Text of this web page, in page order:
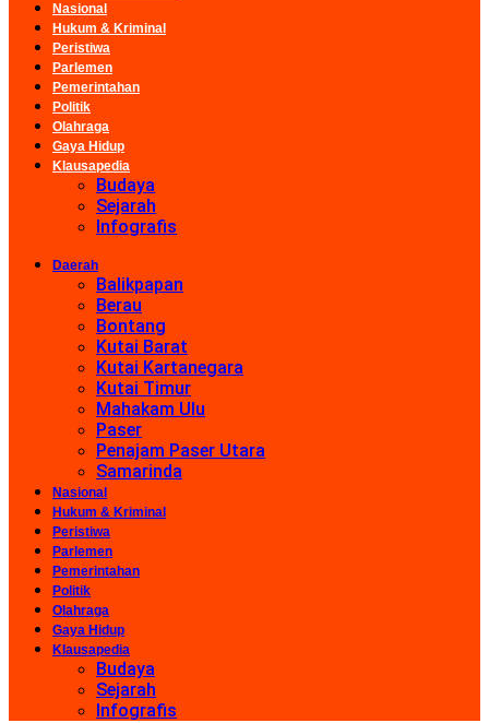
Nasional
Hukum & Kriminal
Peristiwa
Parlemen
Pemerintahan
Politik
Olahraga
Gaya Hidup
Klausapedia
Budaya
Sejarah
Infografis
Daerah
Balikpapan
Berau
Bontang
Kutai Barat
Kutai Kartanegara
Kutai Timur
Mahakam Ulu
Paser
Penajam Paser Utara
Samarinda
Nasional
Hukum & Kriminal
Peristiwa
Parlemen
Pemerintahan
Politik
Olahraga
Gaya Hidup
Klausapedia
Budaya
Sejarah
Infografis